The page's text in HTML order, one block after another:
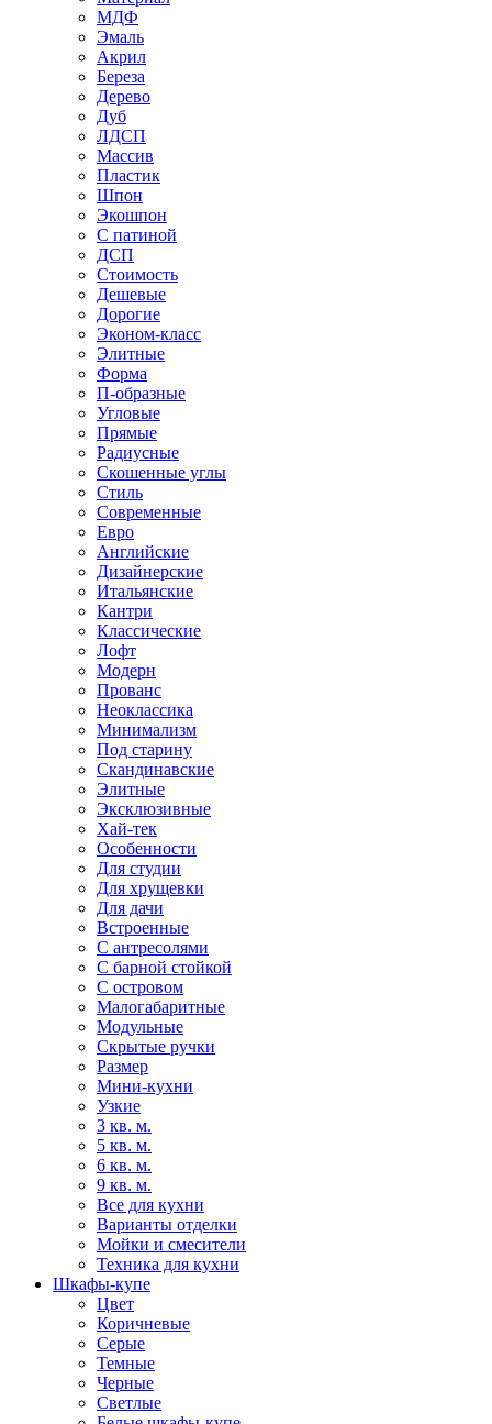
МДФ
Эмаль
Акрил
Береза
Дерево
Дуб
ЛДСП
Массив
Пластик
Шпон
Экошпон
С патиной
ДСП
Стоимость
Дешевые
Дорогие
Эконом-класс
Элитные
Форма
П-образные
Угловые
Прямые
Радиусные
Скошенные углы
Стиль
Современные
Евро
Английские
Дизайнерские
Итальянские
Кантри
Классические
Лофт
Модерн
Прованс
Неоклассика
Минимализм
Под старину
Скандинавские
Элитные
Эксклюзивные
Хай-тек
Особенности
Для студии
Для хрущевки
Для дачи
Встроенные
С антресолями
С барной стойкой
С островом
Малогабаритные
Модульные
Скрытые ручки
Размер
Мини-кухни
Узкие
3 кв. м.
5 кв. м.
6 кв. м.
9 кв. м.
Все для кухни
Варианты отделки
Мойки и смесители
Техника для кухни
Шкафы-купе
Цвет
Коричневые
Серые
Темные
Черные
Светлые